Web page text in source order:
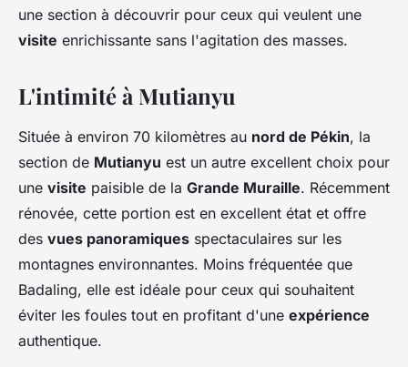
une section à découvrir pour ceux qui veulent une
visite enrichissante sans l'agitation des masses.
L'intimité à Mutianyu
Située à environ 70 kilomètres au nord de Pékin, la
section de Mutianyu est un autre excellent choix pour
une visite paisible de la Grande Muraille. Récemment
rénovée, cette portion est en excellent état et offre
des vues panoramiques spectaculaires sur les
montagnes environnantes. Moins fréquentée que
Badaling, elle est idéale pour ceux qui souhaitent
éviter les foules tout en profitant d'une expérience
authentique.